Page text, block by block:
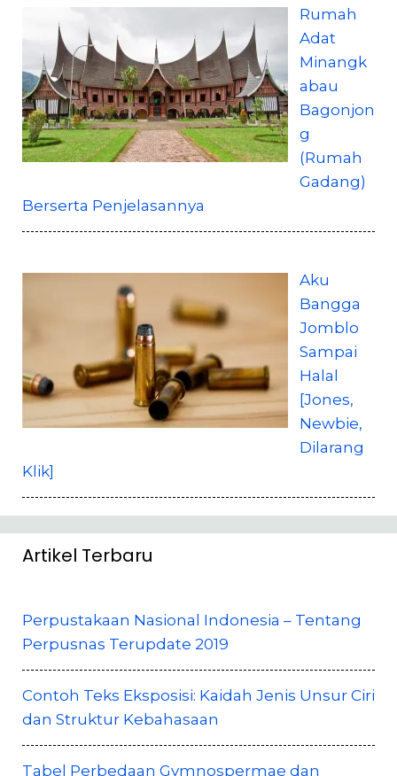
Rumah
Adat
Minangk
abau
Bagonjon
g
(Rumah
Gadang)
Berserta Penjelasannya
Aku
Bangga
Jomblo
Sampai
Halal
[Jones,
Newbie,
Dilarang
Klik]
Artikel Terbaru
Perpustakaan Nasional Indonesia – Tentang
Perpusnas Terupdate 2019
Contoh Teks Eksposisi: Kaidah Jenis Unsur Ciri
dan Struktur Kebahasaan
Tabel Perbedaan Gymnospermae dan